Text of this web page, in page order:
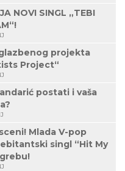
NOVI SINGL „TEBI
projekta
Project“
postati i vaša
Mlada V-pop
singl “Hit My